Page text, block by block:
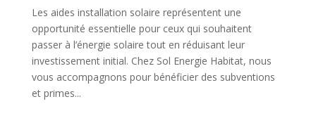
Les aides installation solaire représentent une
opportunité essentielle pour ceux qui souhaitent
passer à l’énergie solaire tout en réduisant leur
investissement initial. Chez Sol Energie Habitat, nous
vous accompagnons pour bénéficier des subventions
et primes...